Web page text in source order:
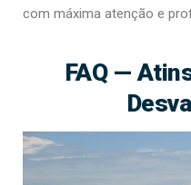
com máxima atenção e
FAQ —